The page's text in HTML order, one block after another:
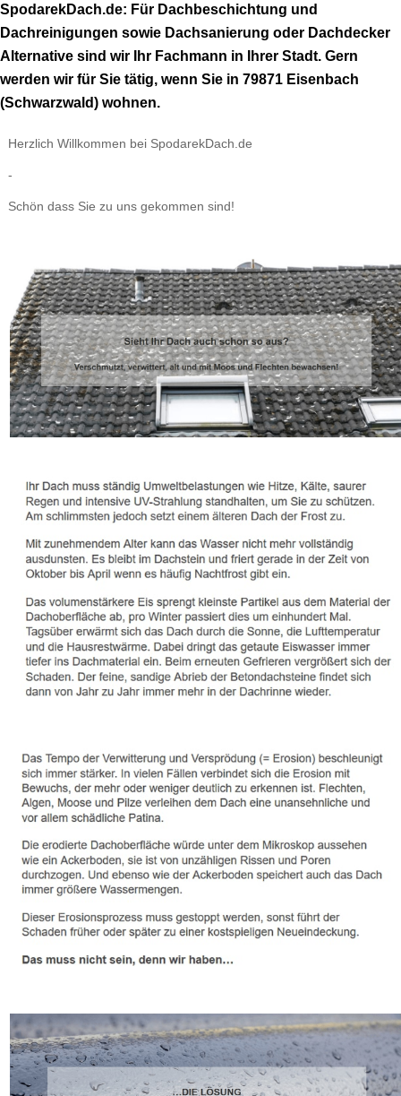
SpodarekDach.de: Für Dachbeschichtung und
Dachreinigungen sowie Dachsanierung oder Dachdecker
Alternative sind wir Ihr Fachmann in Ihrer Stadt. Gern
werden wir für Sie tätig, wenn Sie in 79871 Eisenbach
(Schwarzwald) wohnen.
Herzlich Willkommen bei SpodarekDach.de
-
Schön dass Sie zu uns gekommen sind!